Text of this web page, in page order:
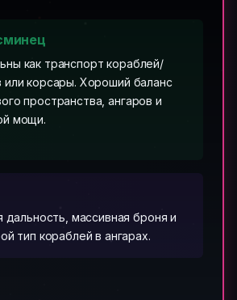
как транспорт кораблей/
или корсары. Хороший баланс
пространства, ангаров и
мощи.
массивная броня и
тип кораблей в ангарах.